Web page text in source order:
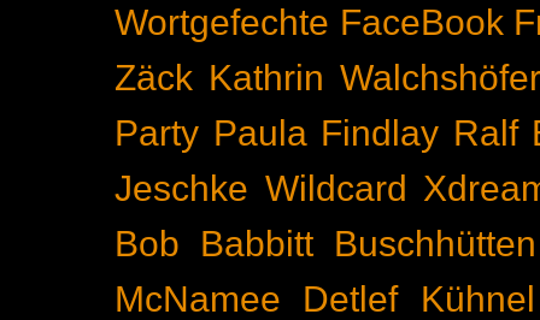
Wortgefechte FaceBook
Zäck Kathrin Walchshöfer
Party Paula Findlay Ralf
Jeschke Wildcard
Bob Babbitt Buschhütten
McNamee
Detlef Kühnel